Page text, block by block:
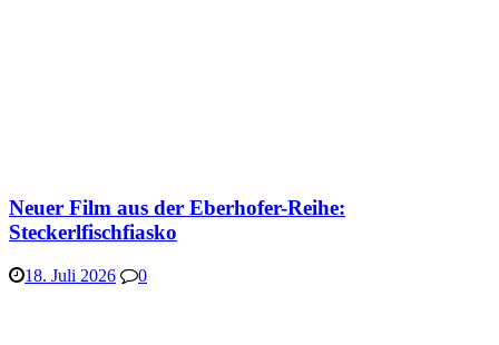
Neuer Film aus der Eberhofer-Reihe:
Steckerlfischfiasko
18. Juli 2026 0